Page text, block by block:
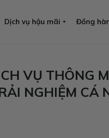
Dịch vụ hậu mãi Đồng
VỤ THÔNG
NGHIỆM CÁ